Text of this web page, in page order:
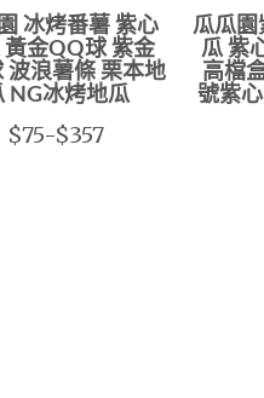
冰烤番薯 紫心
黃金QQ球 紫金
波浪薯條 栗本地
NG冰烤地瓜
$75-$357
瓜瓜園
瓜 紫
高檔
號紫